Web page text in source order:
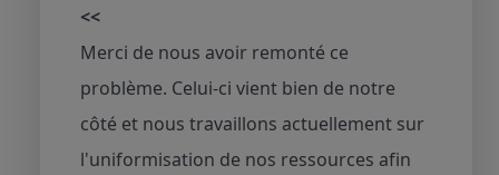
<<
Merci de nous avoir remonté ce
problème. Celui-ci vient bien de notre
côté et nous travaillons actuellement sur
l'uniformisation de nos ressources afin